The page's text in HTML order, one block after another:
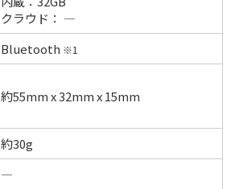
クラウド： ―
Bluetooth ※1
約55mm x 32mm x 15mm
約30g
―